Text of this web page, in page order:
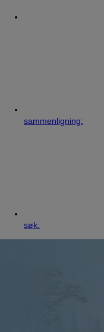
sammenligning:
søk: